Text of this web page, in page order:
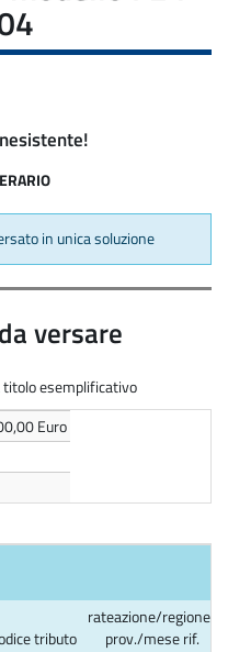
ERARIO
in unica soluzione
versare
titolo esemplificativo
Euro
tributo
rateazione/regione/
prov./mese rif.